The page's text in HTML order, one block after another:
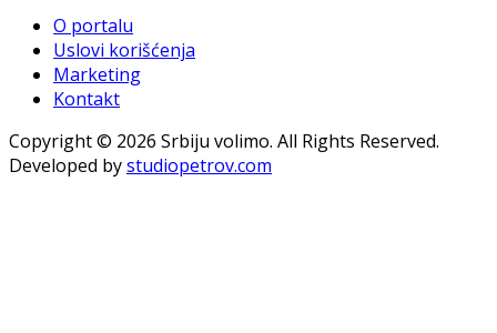
O portalu
Uslovi korišćenja
Marketing
Kontakt
Copyright © 2026 Srbiju volimo. All Rights Reserved.
Developed bystudiopetrov.com